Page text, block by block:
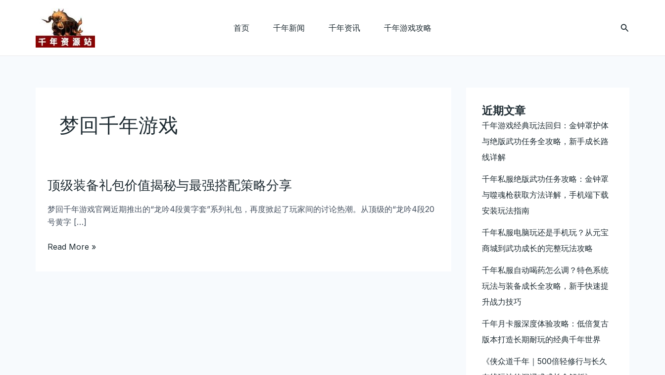
首页 千年新闻 千年资讯 千年游戏攻略
搜
梦回千年游戏
顶级装备礼包价值揭秘与最强搭配策略分享
梦回千年游戏官网近期推出的“龙吟4段黄字套”系列礼包，再度掀起了玩家间的讨论热潮。从顶级的“龙吟4段20
号黄字 […]
级
备
礼
价
Read More »
近期文章
千年游戏经典玩法回归：金钟罩护体
与绝版武功任务全攻略，新手成长路
线详解
千年私服绝版武功任务攻略：金钟罩
与噬魂枪获取方法详解，手机端下载
安装玩法指南
千年私服电脑玩还是手机玩？从元宝
商城到武功成长的完整玩法攻略
千年私服自动喝药怎么调？特色系统
玩法与装备成长全攻略，新手快速提
升战力技巧
千年月卡服深度体验攻略：低倍复古
版本打造长期耐玩的经典千年世界
《侠众道千年｜500倍轻修行与长久